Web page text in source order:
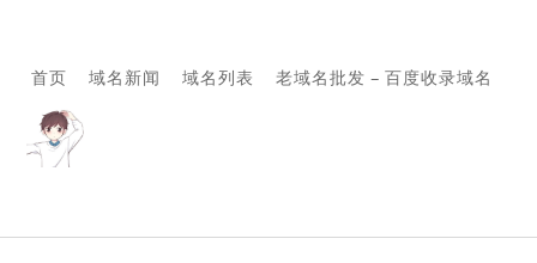
首页 域名新闻 域名列表 老域名批发 – 百度收录域名